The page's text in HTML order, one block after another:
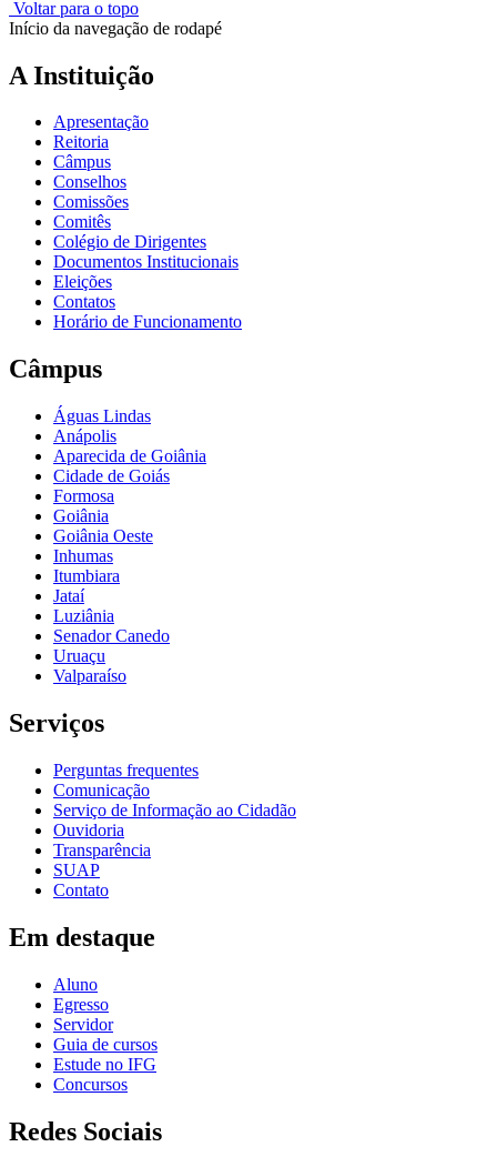
Voltar para o topo
Início da navegação de rodapé
A Instituição
Apresentação
Reitoria
Câmpus
Conselhos
Comissões
Comitês
Colégio de Dirigentes
Documentos Institucionais
Eleições
Contatos
Horário de Funcionamento
Câmpus
Águas Lindas
Anápolis
Aparecida de Goiânia
Cidade de Goiás
Formosa
Goiânia
Goiânia Oeste
Inhumas
Itumbiara
Jataí
Luziânia
Senador Canedo
Uruaçu
Valparaíso
Serviços
Perguntas frequentes
Comunicação
Serviço de Informação ao Cidadão
Ouvidoria
Transparência
SUAP
Contato
Em destaque
Aluno
Egresso
Servidor
Guia de cursos
Estude no IFG
Concursos
Redes Sociais